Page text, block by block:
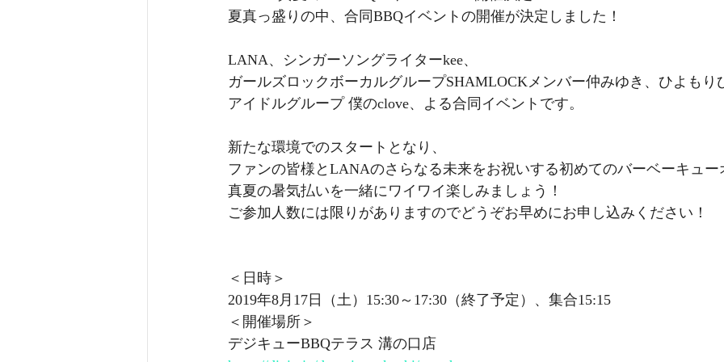
夏真っ盛りの中、合同BBQイベントの開催が決定しました！
LANA、シンガーソングライターkee、
ガールズロックボーカルグループSHAMLOCKメンバー仲みゆき、ひよもり
アイドルグループ 僕のclove、よる合同イベントです。
新たな環境でのスタートとなり、
ファンの皆様とLANAのさらなる未来をお祝いする初めてのバーベーキュー
真夏の暑気払いを一緒にワイワイ楽しみましょう！
ご参加人数には限りがありますのでどうぞお早めにお申し込みください！
＜日時＞
2019年8月17日（土）15:30～17:30（終了予定）、集合15:15
＜開催場所＞
デジキューBBQテラス 溝の口店